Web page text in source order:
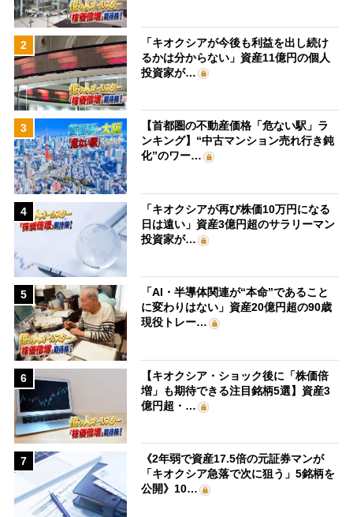
2
「キオクシアが今後も利益を出し続け
るかは分からない」資産11億円の個人
投資家が…
3
【首都圏の不動産価格「危ない駅」ラ
ンキング】“中古マンション売れ行き鈍
化”のワー…
4
「キオクシアが再び株価10万円になる
日は遠い」資産3億円超のサラリーマン
投資家が…
5
「AI・半導体関連が“本命”であること
に変わりはない」資産20億円超の90歳
現役トレー…
6
【キオクシア・ショック後に「株価倍
増」も期待できる注目銘柄5選】資産3
億円超・…
7
《2年弱で資産17.5倍の元証券マンが
「キオクシア急落で次に狙う」5銘柄を
公開》10…